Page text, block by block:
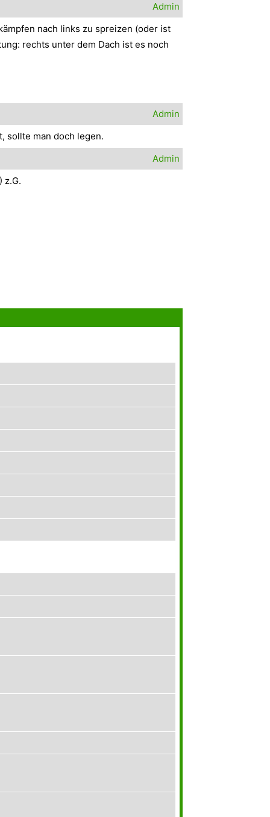
Admin
nach links zu spreizen (oder ist
rechts unter dem Dach ist es noch
Admin
sollte man doch legen.
Admin
z.G.